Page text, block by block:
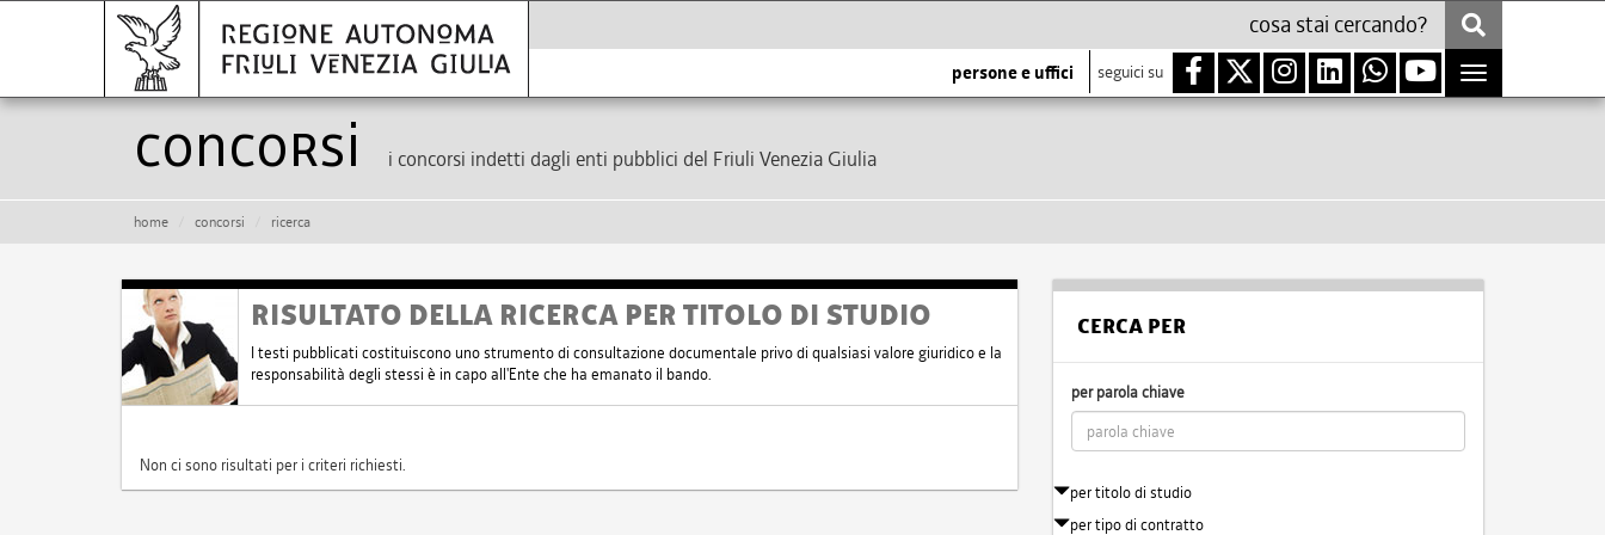
persone e uffici seguici su
Toggle
navigation
Concorsi i concorsi indetti dagli enti pubblici del Friuli Venezia Giulia
home concorsi ricerca
RISULTATO DELLA RICERCA PER TITOLO DI STUDIO
I testi pubblicati costituiscono uno strumento di consultazione documentale privo di qualsiasi valore giuridico e la
responsabilità degli stessi è in capo all'Ente che ha emanato il bando.
Non ci sono risultati per i criteri richiesti.
CERCA PER
per parola chiave
per titolo di studio
per tipo di contratto